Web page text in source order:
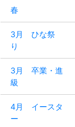
春
3月 ひな祭
り
3月 卒業・進
級
4月 イースタ
ー